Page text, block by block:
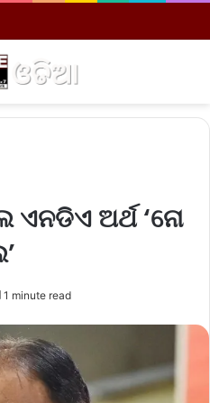
ଏନଡିଏ ଅର୍ଥ ‘ନୋ
1 minute read